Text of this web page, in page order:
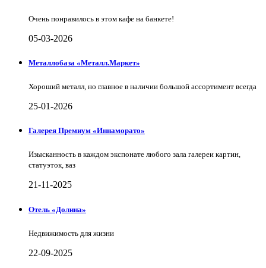
Очень понравилось в этом кафе на банкете!
05-03-2026
Металлобаза «Металл.Маркет»
Хороший металл, но главное в наличии большой ассортимент всегда
25-01-2026
Галерея Премиум «Иннаморато»
Изысканность в каждом экспонате любого зала галереи картин,
статуэток, ваз
21-11-2025
Отель «Долина»
Недвижимость для жизни
22-09-2025